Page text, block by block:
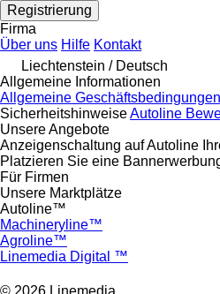
Registrierung
Firma
Über uns Hilfe Kontakt
Liechtenstein / Deutsch
Allgemeine Informationen
Allgemeine Geschäftsbedingungen
SicherheitshinweiseAutoline
Unsere Angebote
Anzeigenschaltung auf Autoline
Platzieren Sie eine
Für Firmen
Unsere Marktplätze
Autoline™
Machineryline™
Agroline™
Linemedia Digital ™
© 2026 Linemedia